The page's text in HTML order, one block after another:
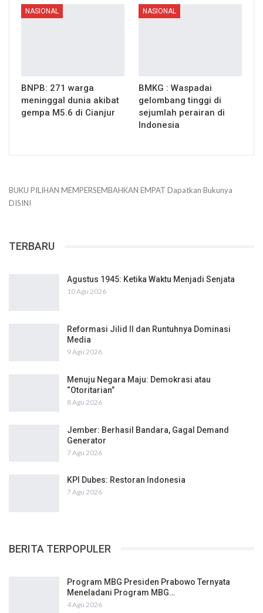
NASIONAL
BNPB: 271 warga
meninggal dunia akibat
gempa M5.6 di Cianjur
NASIONAL
BMKG : Waspadai
gelombang tinggi di
sejumlah perairan di
Indonesia
BUKU PILIHAN MEMPERSEMBAHKAN EMPAT Dapatkan Bukunya
DISINI
TERBARU
Agustus 1945: Ketika Waktu Menjadi Senjata
10 Agu 2026
Reformasi Jilid II dan Runtuhnya Dominasi
Media
9 Agu 2026
Menuju Negara Maju: Demokrasi atau
“Otoritarian”
8 Agu 2026
Jember: Berhasil Bandara, Gagal Demand
Generator
7 Agu 2026
KPI Dubes: Restoran Indonesia
7 Agu 2026
BERITA TERPOPULER
Program MBG Presiden Prabowo Ternyata
Meneladani Program MBG…
4 Agu 2026